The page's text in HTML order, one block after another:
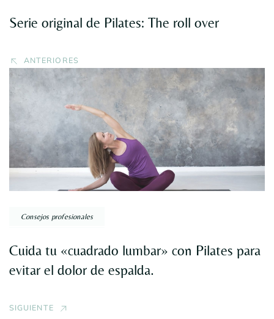
Serie original de Pilates: The roll over
ANTERIORES
Consejos profesionales
Cuida tu «cuadrado lumbar» con Pilates para
evitar el dolor de espalda.
SIGUIENTE